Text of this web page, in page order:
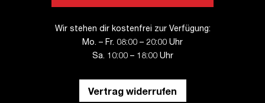
Wir stehen dir kostenfrei zur Verfügung:
Mo. – Fr. 08:00 – 20:00 Uhr
Sa. 10:00 – 18:00 Uhr
Vertrag widerrufen